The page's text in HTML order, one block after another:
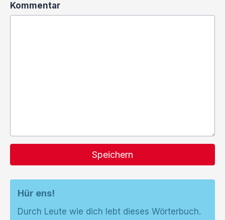
Kommentar
Speichern
Hür ens!
Durch Leute wie dich lebt dieses Wörterbuch.